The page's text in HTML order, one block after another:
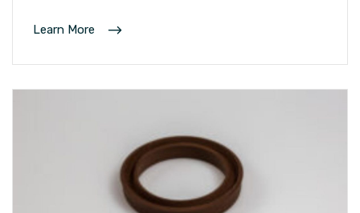
Learn More